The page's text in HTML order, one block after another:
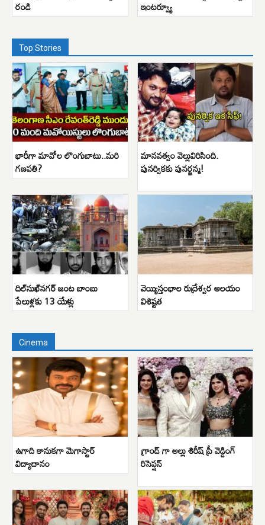
రండి ఇంటర్వ్యూ
Top Stories
భారీగా మావోల లొంగుబాటు..మరి
గణపతి?
మానవత్వం వెల్లువిరిసింది.
పునర్వికకు పునర్జన్మ!
దిల్‌సుఖ్‌నగర్ జంట బాంబు
పేలుళ్లకు 13 యేళ్లు
వెయ్యిస్తంభాల రుద్రేశ్వర ఆలయం
విశిష్టత
Cinema
ఉగాది కానుకగా మెగాస్టార్
విద్యాదానం
గ్రాండ్ గా అల్లు శిరీష్ ప్రీ వెడ్డింగ్
రిసెప్షన్